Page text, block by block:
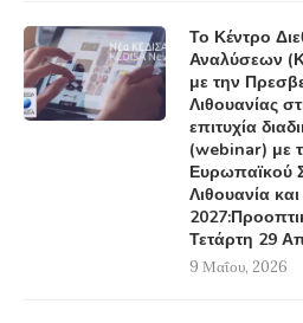
Το Κέντρο
Αναλύσεων
με την
Λιθουανίας
επιτυχία
(webinar) με
Ευρωπαϊκού
Λιθουανία
Τετάρτη 29
9 Μαΐου, 2026